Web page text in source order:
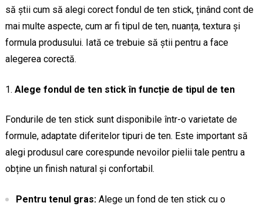
să știi cum să alegi corect fondul de ten stick, ținând cont de
mai multe aspecte, cum ar fi tipul de ten, nuanța, textura și
formula produsului. Iată ce trebuie să știi pentru a face
alegerea corectă.
Alege fondul de ten stick în funcție de tipul de ten
Fondurile de ten stick sunt disponibile într-o varietate de
formule, adaptate diferitelor tipuri de ten. Este important să
alegi produsul care corespunde nevoilor pielii tale pentru a
obține un finish natural și confortabil.
Pentru tenul gras:Alege un fond de ten stick cu o